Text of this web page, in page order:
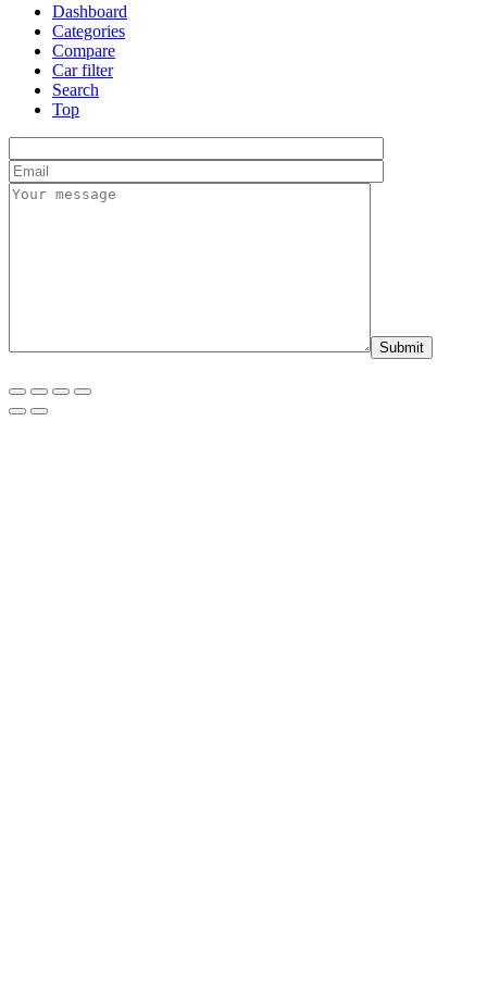
Dashboard
Categories
Compare
Car filter
Search
Top